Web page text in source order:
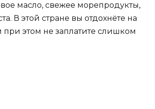
масло, свежее морепродукты,
В этой стране вы отдохнёте на
этом не заплатите слишком